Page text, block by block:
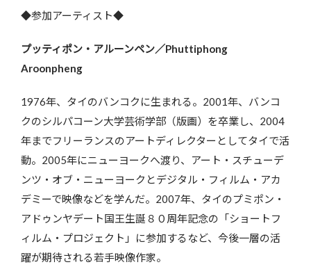
◆参加アーティスト◆
プッティポン・アルーンペン／Phuttiphong
Aroonpheng
1976年、タイのバンコクに生まれる。2001年、バンコ
クのシルパコーン大学芸術学部（版画）を卒業し、2004
年までフリーランスのアートディレクターとしてタイで活
動。2005年にニューヨークへ渡り、アート・スチューデ
ンツ・オブ・ニューヨークとデジタル・フィルム・アカ
デミーで映像などを学んだ。2007年、タイのプミポン・
アドゥンヤデート国王生誕８０周年記念の「ショートフ
ィルム・プロジェクト」に参加するなど、今後一層の活
躍が期待される若手映像作家。